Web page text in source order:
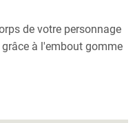
de votre personnage
à l'embout gomme